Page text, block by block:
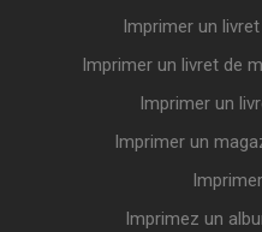
Imprimer un
Imprimer un livret de
Imprimer un
Imprimer un
Imprimez un